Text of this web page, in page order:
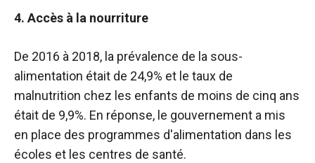
4. Accès à la nourriture
De 2016 à 2018, la prévalence de la sous-
alimentation était de 24,9% et le taux de
malnutrition chez les enfants de moins de cinq ans
était de 9,9%. En réponse, le gouvernement a mis
en place des programmes d'alimentation dans les
écoles et les centres de santé.